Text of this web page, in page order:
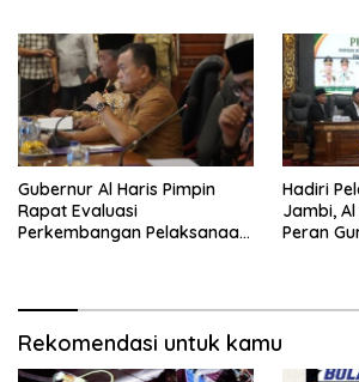
Gubernur Al Haris Pimpin
Rapat Evaluasi
Perkembangan Pelaksanaan
Hadiri
Jambi,
Peran
Rekomendasi untuk kamu